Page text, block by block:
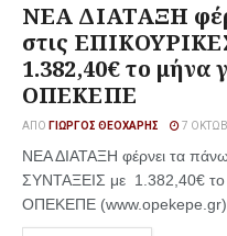
ΝΕΑ ΔΙΑΤΑΞΗ
στις
1.382,40€ το
ΟΠΕΚΕΠΕ
ΑΠΌ ΓΙΏΡΓΟΣ ΘΕΟΧΆΡΗΣ 7
ΝΕΑ ΔΙΑΤΑΞΗ φέρνει τα
ΣΥΝΤΑΞΕΙΣ με 1.382,40€
ΟΠΕΚΕΠΕ (www.opekepe.gr)